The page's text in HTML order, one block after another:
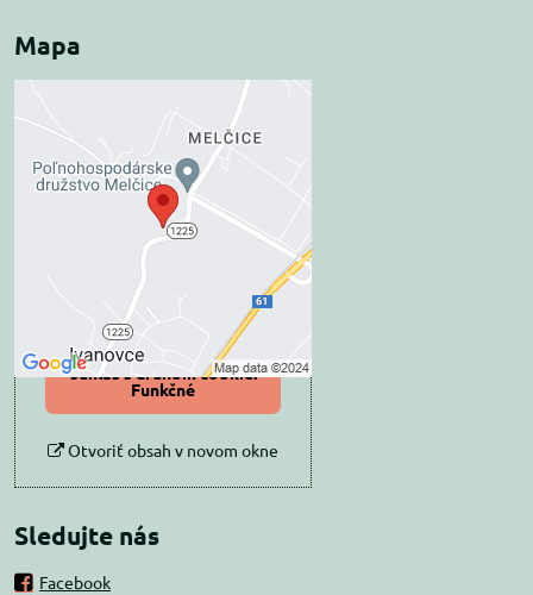
Mapa
Externý obsah je
blokovaný Voľbami
súkromia
Prajete si načítať externý obsah?
Povoliť tentokrát
Povoliť a zapamätať -
súhlas s druhom cookie:
Funkčné
Otvoriť obsah v novom okne
Sledujte nás
Facebook